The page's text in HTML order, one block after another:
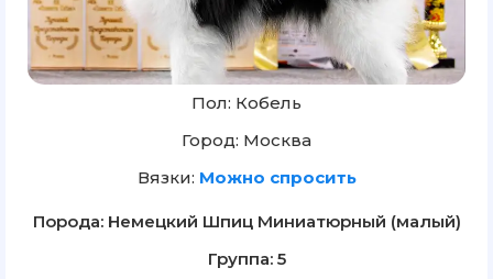
Пол: Кобель
Город: Москва
Вязки: Можно спросить
Порода: Немецкий Шпиц Миниатюрный (малый)
Группа: 5